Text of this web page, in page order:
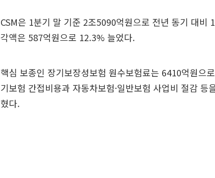
CSM은 1분기 말 기준 2조5090억원으로 전년 동기 대비
각액은 587억원으로 12.3% 늘었다.
핵심 보종인 장기보장성보험 원수보험료는 6410억원으
기보험 간접비용과 자동차보험·일반보험 사업비 절감 등
혔다.